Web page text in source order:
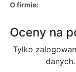
O firmie:
Oceny na
Tylko
danych.